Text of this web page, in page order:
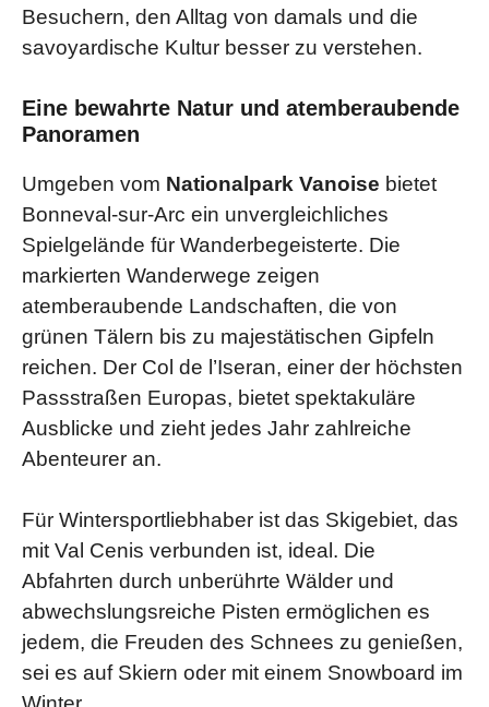
Besuchern, den Alltag von damals und die
savoyardische Kultur besser zu verstehen.
Eine bewahrte Natur und atemberaubende
Panoramen
Umgeben vom Nationalpark Vanoise bietet
Bonneval-sur-Arc ein unvergleichliches
Spielgelände für Wanderbegeisterte. Die
markierten Wanderwege zeigen
atemberaubende Landschaften, die von
grünen Tälern bis zu majestätischen Gipfeln
reichen. Der Col de l’Iseran, einer der höchsten
Passstraßen Europas, bietet spektakuläre
Ausblicke und zieht jedes Jahr zahlreiche
Abenteurer an.
Für Wintersportliebhaber ist das Skigebiet, das
mit Val Cenis verbunden ist, ideal. Die
Abfahrten durch unberührte Wälder und
abwechslungsreiche Pisten ermöglichen es
jedem, die Freuden des Schnees zu genießen,
sei es auf Skiern oder mit einem Snowboard im